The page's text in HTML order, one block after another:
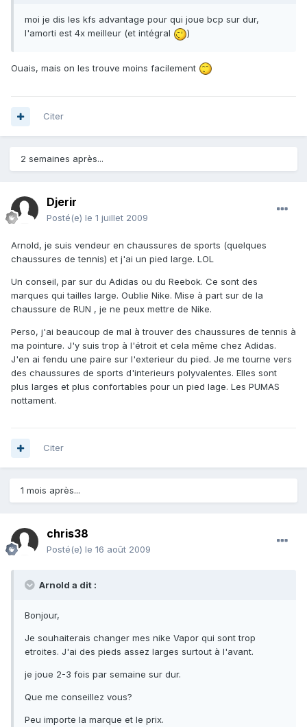
moi je dis les kfs advantage pour qui joue bcp sur dur,
l'amorti est 4x meilleur (et intégral
)
Ouais, mais on les trouve moins facilement
Citer
2 semaines après...
Djerir
Posté(e) le 1 juillet 2009
Arnold, je suis vendeur en chaussures de sports (quelques
chaussures de tennis) et j'ai un pied large. LOL
Un conseil, par sur du Adidas ou du Reebok. Ce sont des
marques qui tailles large. Oublie Nike. Mise à part sur de la
chaussure de RUN , je ne peux mettre de Nike.
Perso, j'ai beaucoup de mal à trouver des chaussures de tennis à
ma pointure. J'y suis trop à l'étroit et cela même chez Adidas.
J'en ai fendu une paire sur l'exterieur du pied. Je me tourne vers
des chaussures de sports d'interieurs polyvalentes. Elles sont
plus larges et plus confortables pour un pied lage. Les PUMAS
nottament.
Citer
1 mois après...
chris38
Posté(e) le 16 août 2009
Arnold a dit :
Bonjour,
Je souhaiterais changer mes nike Vapor qui sont trop
etroites. J'ai des pieds assez larges surtout à l'avant.
je joue 2-3 fois par semaine sur dur.
Que me conseillez vous?
Peu importe la marque et le prix.